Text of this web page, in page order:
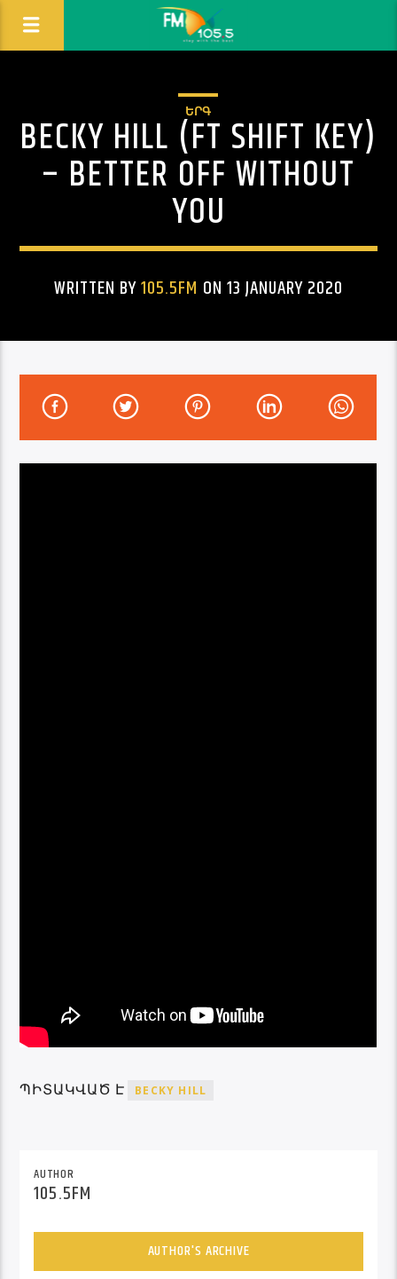
ԵՐԳ
BECKY HILL (FT SHIFT KEY)
– BETTER OFF WITHOUT
YOU
WRITTEN BY105.5FM ON 13 JANUARY 2020
ՊԻՏԱԿՎԱԾ Է BECKY HILL
AUTHOR
105.5FM
AUTHOR'S ARCHIVE